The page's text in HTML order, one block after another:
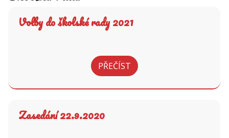
Volby do školské rady 2021
PŘEČÍST
Zasedání 22.9.2020